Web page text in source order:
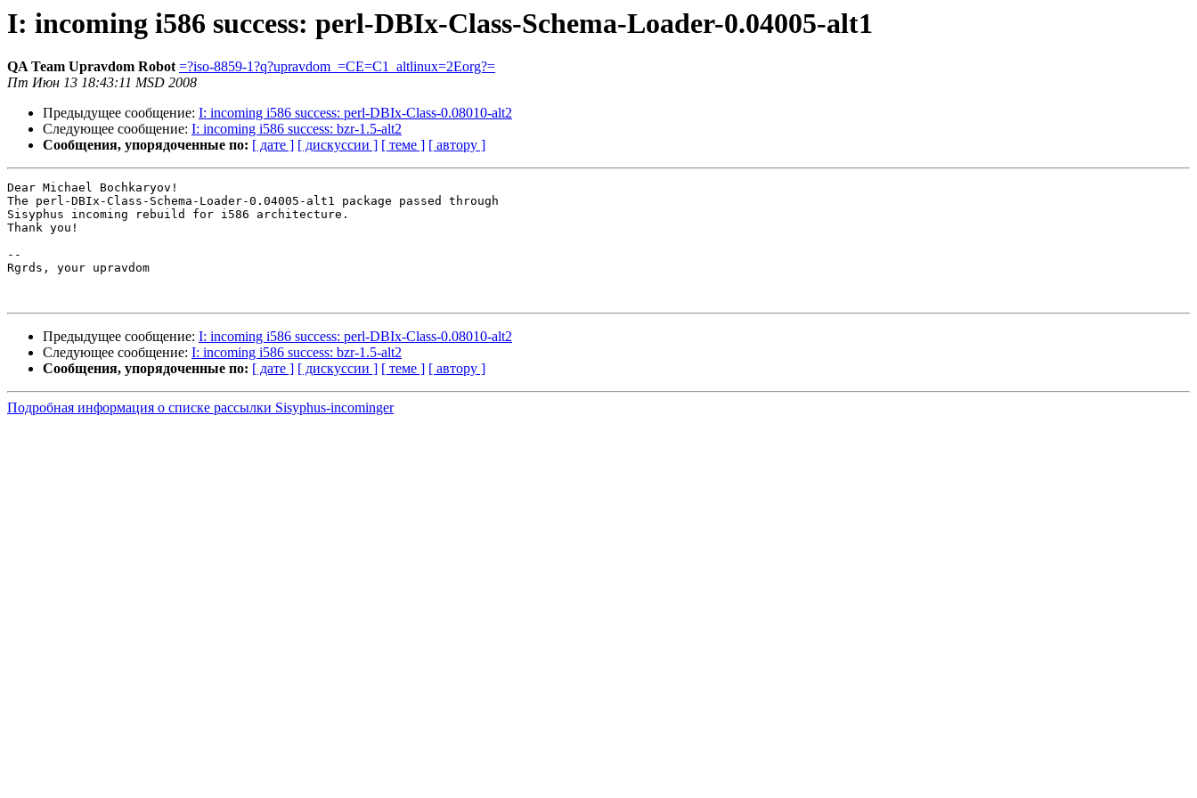
I: incoming i586 success: perl-DBIx-Class-Schema-Loader-0.04005-alt1
QA Team Upravdom Robot =?iso-8859-1?q?upravdom_=CE=C1_altlinux=2Eorg?=
Пт Июн 13 18:43:11 MSD 2008
Предыдущее сообщение: I: incoming i586 success: perl-DBIx-Class-0.08010-alt2
Следующее сообщение: I: incoming i586 success: bzr-1.5-alt2
Сообщения, упорядоченные по: [ дате ] [ дискуссии ] [ теме ] [ автору ]
Dear Michael Bochkaryov!
The perl-DBIx-Class-Schema-Loader-0.04005-alt1 package passed through
Sisyphus incoming rebuild for i586 architecture.
Thank you!
--
Rgrds, your upravdom
Предыдущее сообщение: I: incoming i586 success: perl-DBIx-Class-0.08010-alt2
Следующее сообщение: I: incoming i586 success: bzr-1.5-alt2
Сообщения, упорядоченные по: [ дате ] [ дискуссии ] [ теме ] [ автору ]
Подробная информация о списке рассылки Sisyphus-incominger